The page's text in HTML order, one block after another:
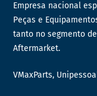
Empresa nacional
Peças e
tanto no segmento
Aftermarket.
VMaxParts,